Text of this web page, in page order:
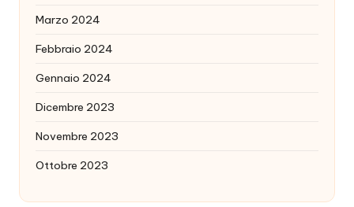
Marzo 2024
Febbraio 2024
Gennaio 2024
Dicembre 2023
Novembre 2023
Ottobre 2023